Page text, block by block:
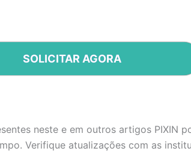
SOLICITAR AGORA
neste e em outros artigos PIXIN
Verifique atualizações com as